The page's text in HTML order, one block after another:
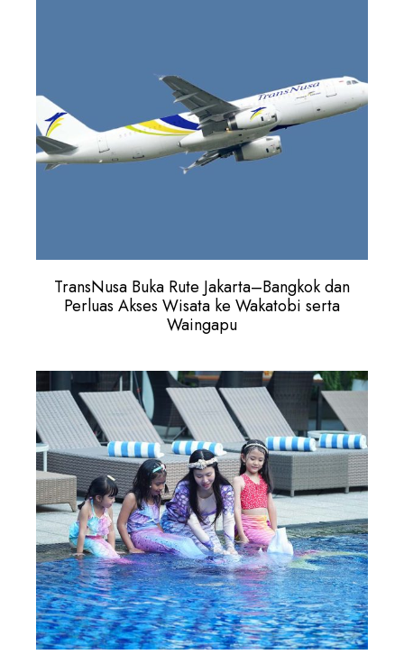
TransNusa Buka Rute Jakarta–Bangkok dan
Perluas Akses Wisata ke Wakatobi serta
Waingapu